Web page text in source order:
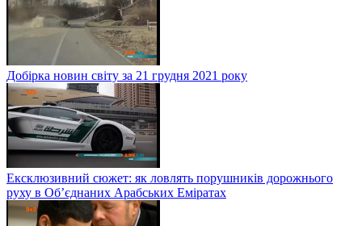
Добірка новин світу за 21 грудня 2021 року
Ексклюзивний сюжет: як ловлять порушників дорожнього
руху в Об’єднаних Арабських Еміратах